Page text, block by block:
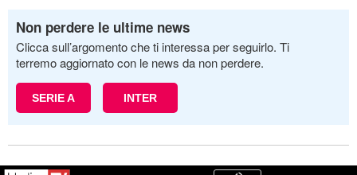
Non perdere le ultime news
Clicca sull’argomento che ti interessa per seguirlo. Ti
terremo aggiornato con le news da non perdere.
SERIE A INTER